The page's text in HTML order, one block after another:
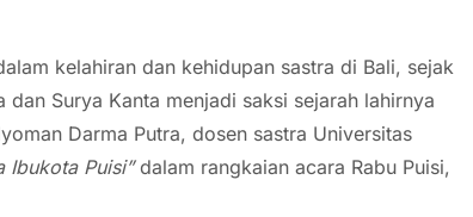
kelahiran dan kehidupan sastra di Bali, sejak
Surya Kanta menjadi saksi sejarah lahirnya
Darma Putra, dosen sastra Universitas
Ibukota Puisi”dalam rangkaian acara Rabu Puisi,